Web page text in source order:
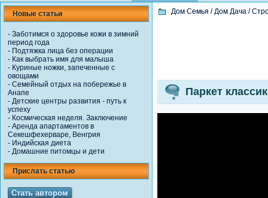
Новые статьи
- Заботимся о здоровье кожи в зимний
период года
- Подтяжка лица без операции
- Как выбрать имя для малыша
- Куриные ножки, запеченные с
овощами
- Семейный отдых на побережье в
Анапе
- Детские центры развития - путь к
успеху
- Космическая неделя. Заключение
- Аренда апартаментов в
Секешфехерваре, Венгрия
- Индийская диета
- Домашние питомцы и дети
Прислать статью
Стать автором
Дом Семья /Дом Дача /
Паркет